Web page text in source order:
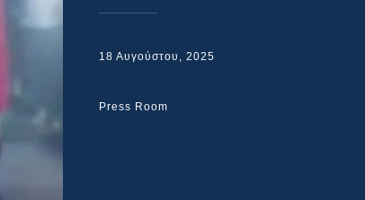
18 Αυγούστου, 2025
Press Room